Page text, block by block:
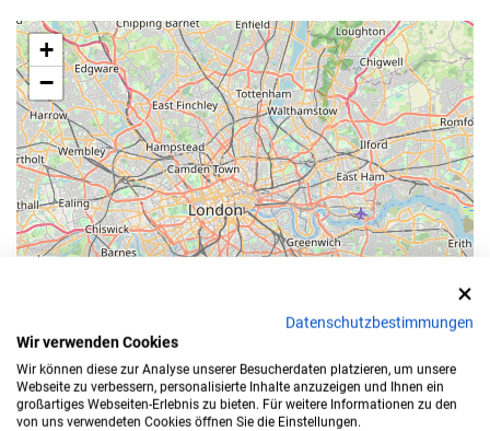
+
−
Leaflet
Datenschutzbestimmungen
Wir verwenden Cookies
Wir können diese zur Analyse unserer Besucherdaten platzieren, um unsere
Webseite zu verbessern, personalisierte Inhalte anzuzeigen und Ihnen ein
großartiges Webseiten-Erlebnis zu bieten. Für weitere Informationen zu den
von uns verwendeten Cookies öffnen Sie die Einstellungen.